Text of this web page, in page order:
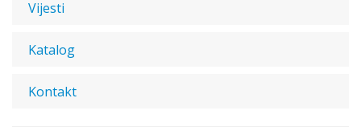
Vijesti
Katalog
Kontakt